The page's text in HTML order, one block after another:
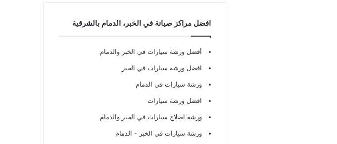
افضل مراكز صيانة في الخبر، الدمام بالشرقية
أفضل ورشة سيارات في الخبر والدمام
افضل ورشة سيارات في الخبر
ورشة سيارات في الدمام
افضل ورشة سيارات
ورشة اصلاح سيارات في الخبر والدمام
ورشة سيارات في الخبر - الدمام